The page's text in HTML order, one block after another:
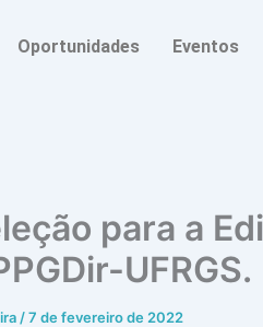
Oportunidades Eventos
para a
UFRGS.
/7 de fevereiro de 2022